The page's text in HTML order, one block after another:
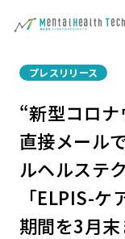
プレスリリース
“新型コロ
直接メール
ルヘルステ
「ELPIS-
期間を3月